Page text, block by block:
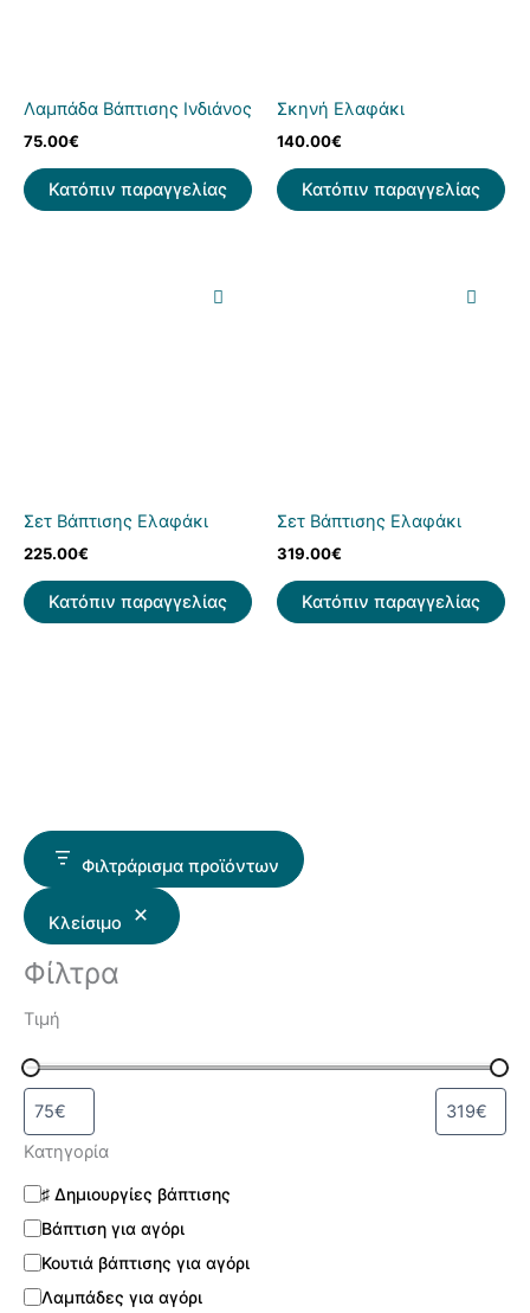
Φιλτράρισμα προϊόντων
Κλείσιμο
Φίλτρα
Τιμή
Κατηγορία
♯ Δημιουργίες βάπτισης
Βάπτιση για αγόρι
Κουτιά βάπτισης για αγόρι
Λαμπάδες για αγόρι
Λαμπάδα Βάπτισης Ινδιάνος
75.00€
Κατόπιν παραγγελίας
Σκηνή Ελαφάκι
140.00€
Κατόπιν παραγγελίας
Σετ Βάπτισης Ελαφάκι
225.00€
Κατόπιν παραγγελίας
Σετ Βάπτισης Ελαφάκι
319.00€
Κατόπιν παραγγελίας